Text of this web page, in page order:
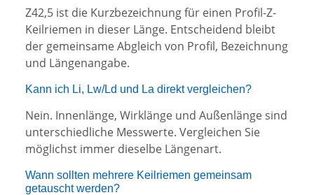
Z42,5 ist die Kurzbezeichnung für einen Profil-Z-
Keilriemen in dieser Länge. Entscheidend bleibt
der gemeinsame Abgleich von Profil, Bezeichnung
und Längenangabe.
Kann ich Li, Lw/Ld und La direkt vergleichen?
Nein. Innenlänge, Wirklänge und Außenlänge sind
unterschiedliche Messwerte. Vergleichen Sie
möglichst immer dieselbe Längenart.
Wann sollten mehrere Keilriemen gemeinsam
getauscht werden?